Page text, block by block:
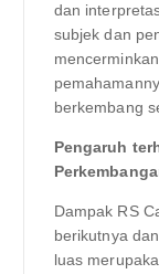
dan
subjek dan
berkembang
Pengaruh
Dampak RS
berikutnya
luas